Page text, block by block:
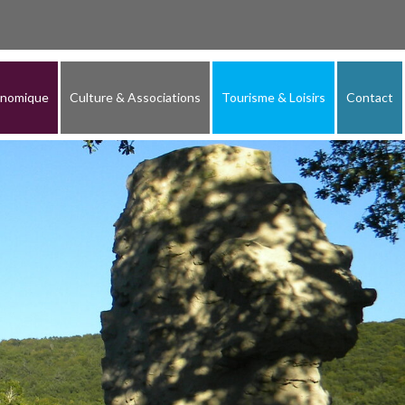
Culture & Associations Tourisme & Loisirs Contact